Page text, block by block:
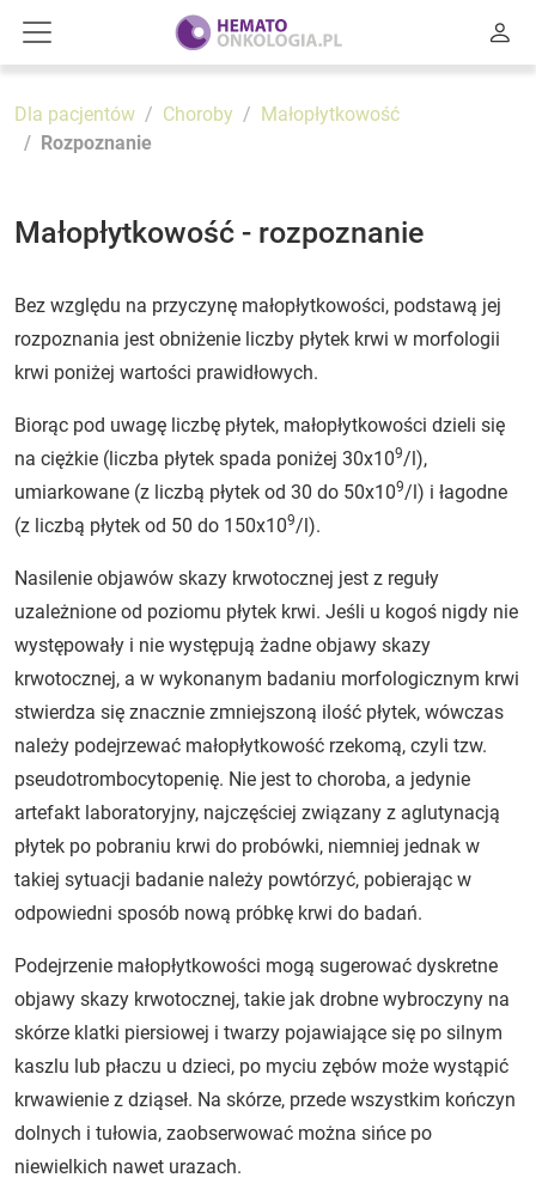
Dla pacjentów Choroby
Małopłytkowość
Rozpoznanie
Małopłytkowość - rozpoznanie
Bez względu na przyczynę małopłytkowości, podstawą jej
rozpoznania jest obniżenie liczby płytek krwi w morfologii
krwi poniżej wartości prawidłowych.
Biorąc pod uwagę liczbę płytek, małopłytkowości dzieli się
na ciężkie (liczba płytek spada poniżej 30x109/l),
umiarkowane (z liczbą płytek od 30 do 50x109/l) i łagodne
(z liczbą płytek od 50 do 150x109/l).
Nasilenie objawów skazy krwotocznej jest z reguły
uzależnione od poziomu płytek krwi. Jeśli u kogoś nigdy nie
występowały i nie występują żadne objawy skazy
krwotocznej, a w wykonanym badaniu morfologicznym krwi
stwierdza się znacznie zmniejszoną ilość płytek, wówczas
należy podejrzewać małopłytkowość rzekomą, czyli tzw.
pseudotrombocytopenię. Nie jest to choroba, a jedynie
artefakt laboratoryjny, najczęściej związany z aglutynacją
płytek po pobraniu krwi do probówki, niemniej jednak w
takiej sytuacji badanie należy powtórzyć, pobierając w
odpowiedni sposób nową próbkę krwi do badań.
Podejrzenie małopłytkowości mogą sugerować dyskretne
objawy skazy krwotocznej, takie jak drobne wybroczyny na
skórze klatki piersiowej i twarzy pojawiające się po silnym
kaszlu lub płaczu u dzieci, po myciu zębów może wystąpić
krwawienie z dziąseł. Na skórze, przede wszystkim kończyn
dolnych i tułowia, zaobserwować można sińce po
niewielkich nawet urazach.